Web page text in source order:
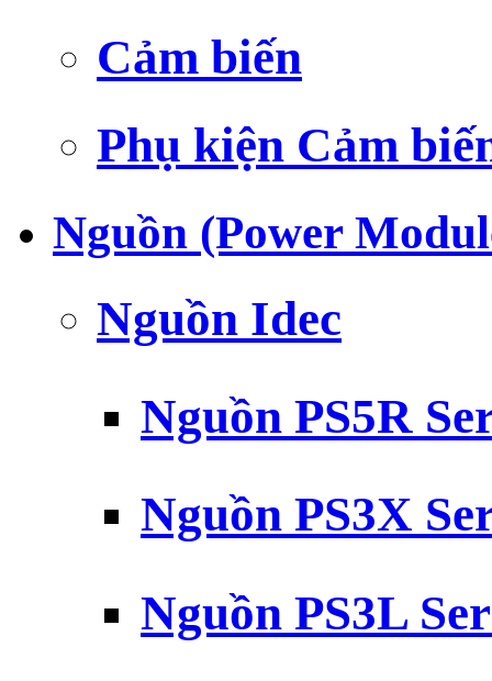
Cảm biến
Phụ kiện Cảm
Nguồn (Power
Nguồn Idec
Nguồn PS5R
Nguồn PS3X
Nguồn PS3L